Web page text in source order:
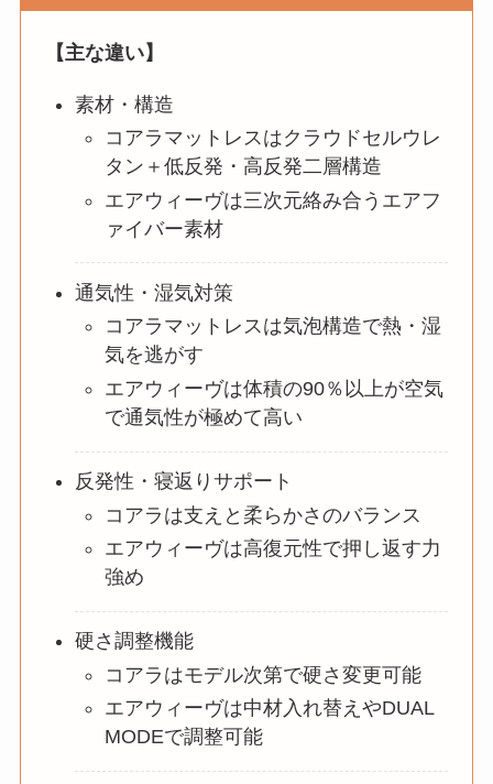
【主な違い】
素材・構造
コアラマットレスはクラウドセルウレ
タン＋低反発・高反発二層構造
エアウィーヴは三次元絡み合うエアフ
ァイバー素材
通気性・湿気対策
コアラマットレスは気泡構造で熱・湿
気を逃がす
エアウィーヴは体積の90％以上が空気
で通気性が極めて高い
反発性・寝返りサポート
コアラは支えと柔らかさのバランス
エアウィーヴは高復元性で押し返す力
強め
硬さ調整機能
コアラはモデル次第で硬さ変更可能
エアウィーヴは中材入れ替えやDUAL
MODEで調整可能